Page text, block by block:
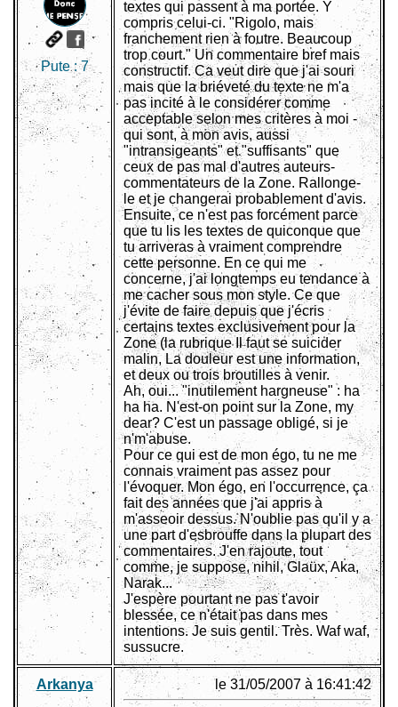
Pute :7
textes qui passent à ma portée. Y
compris celui-ci. "Rigolo, mais
franchement rien à foutre. Beaucoup
trop court." Un commentaire bref mais
constructif. Ca veut dire que j'ai souri
mais que la briéveté du texte ne m'a
pas incité à le considérer comme
acceptable selon mes critères à moi -
qui sont, à mon avis, aussi
"intransigeants" et "suffisants" que
ceux de pas mal d'autres auteurs-
commentateurs de la Zone. Rallonge-
le et je changerai probablement d'avis.
Ensuite, ce n'est pas forcément parce
que tu lis les textes de quiconque que
tu arriveras à vraiment comprendre
cette personne. En ce qui me
concerne, j'ai longtemps eu tendance à
me cacher sous mon style. Ce que
j'évite de faire depuis que j'écris
certains textes exclusivement pour la
Zone (la rubrique Il faut se suicider
malin, La douleur est une information,
et deux ou trois broutilles à venir.
Ah, oui... "inutilement hargneuse" : ha
ha ha. N'est-on point sur la Zone, my
dear? C'est un passage obligé, si je
n'm'abuse.
Pour ce qui est de mon égo, tu ne me
connais vraiment pas assez pour
l'évoquer. Mon égo, en l'occurrence, ça
fait des années que j'ai appris à
m'asseoir dessus. N'oublie pas qu'il y a
une part d'esbrouffe dans la plupart des
commentaires. J'en rajoute, tout
comme, je suppose, nihil, Glaüx, Aka,
Narak...
J'espère pourtant ne pas t'avoir
blessée, ce n'était pas dans mes
intentions. Je suis gentil. Très. Waf waf,
sussucre.
Arkanya le 31/05/2007 à 16:41:42